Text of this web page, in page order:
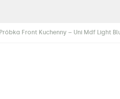
Front Kuchenny – Uni Mdf Light